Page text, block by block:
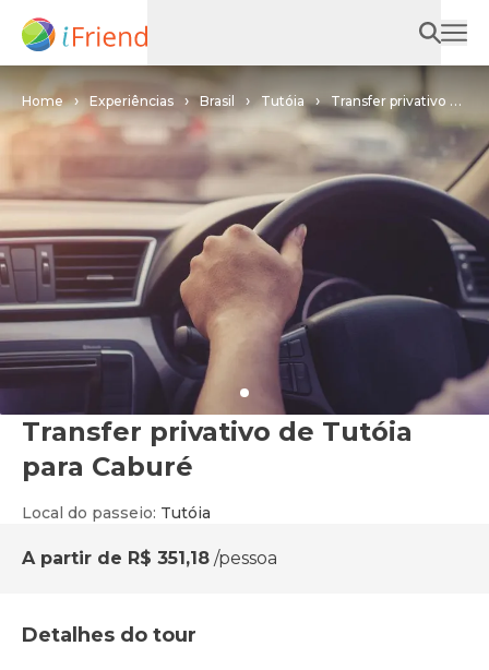
Home Experiências Brasil Tutóia
Transfer privativo de
Tutóia para Caburé
Transfer privativo de Tutóia
para Caburé
Local do passeio: Tutóia
A partir de R$ 351,18 /pessoa
Detalhes do tour